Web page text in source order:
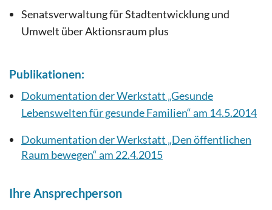
Senatsverwaltung für Stadtentwicklung und
Umwelt über Aktionsraum plus
Publikationen:
Dokumentation der Werkstatt „Gesunde
Lebenswelten für gesunde Familien“ am 14.5.2014
Dokumentation der Werkstatt „Den öffentlichen
Raum bewegen“ am 22.4.2015
Ihre Ansprechperson